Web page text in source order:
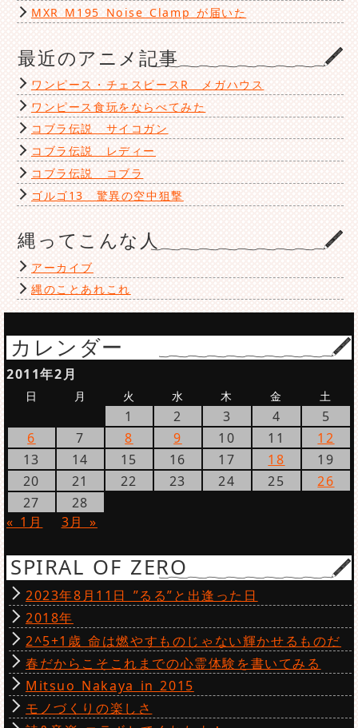
MXR M195 Noise Clamp が届いた
最近のアニメ記事
ワンピース・チェスピースR メガハウス
ワンピース食玩をならべてみた
コブラ伝説 サイコガン
コブラ伝説 レディー
コブラ伝説 コブラ
ゴルゴ13 驚異の空中狙撃
縄ってこんな人
アーカイブ
縄のことあれこれ
カレンダー
2011年2月
日 月 火 水 木 金 土
1 2 3 4
5
6
7 8 9 10 11
12
13
14 15 16 17 18
19
20
21 22 23 24 25
26
27
28
« 1月
3月 »
SPIRAL OF ZERO
2023年8月11日 ”るる”と出逢った日
2018年
2^5+1歳 命は燃やすものじゃない輝かせるものだ
春だからこそこれまでの心霊体験を書いてみる
Mitsuo Nakaya in 2015
モノづくりの楽しさ